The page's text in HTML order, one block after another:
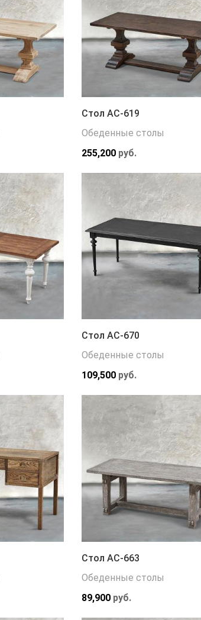
Стол АС-619
Обеденные столы
255,200руб.
Стол АС-670
Обеденные столы
109,500руб.
Стол АС-663
Обеденные столы
89,900руб.